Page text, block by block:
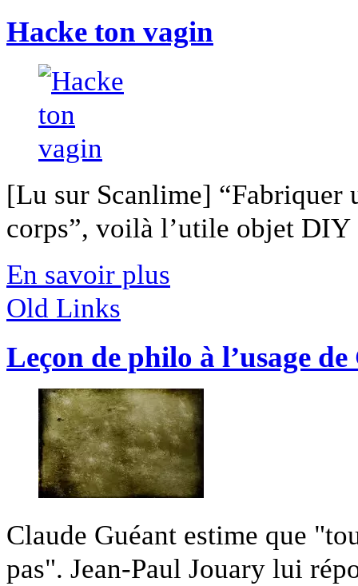
Hacke ton vagin
[Lu sur Scanlime] “Fabriquer
corps”, voilà l’utile objet
En savoir plus
Old Links
Leçon de philo à l’usage
Claude Guéant estime que
pas". Jean-Paul Jouary lui